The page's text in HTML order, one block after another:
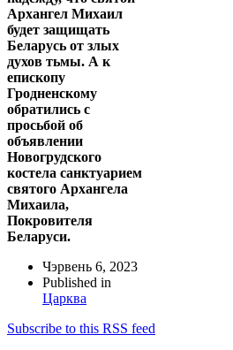
Архангел Михаил
будет защищать
Беларусь от злых
духов тьмы. А к
епископу
Гродненскому
обратились с
просьбой об
объявлении
Новогрудского
костела санктуарием
святого Архангела
Михаила,
Покровителя
Беларуси.
Чэрвень 6, 2023
Published in
Царква
Subscribe to this RSS feed